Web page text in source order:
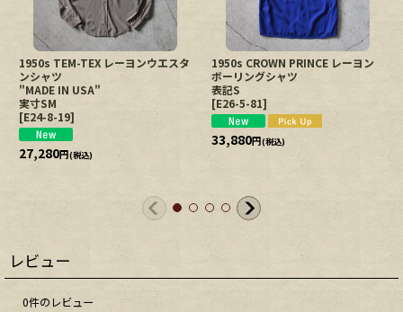
1950s TEM-TEX レーヨンウエスタ
ンシャツ
"MADE IN USA"
実寸SM
[E24-8-19]
27,280円(税込)
1950s CROWN PRINCE レーヨン
ボーリングシャツ
表記S
[E26-5-81]
33,880円(税込)
レビュー
0件のレビュー